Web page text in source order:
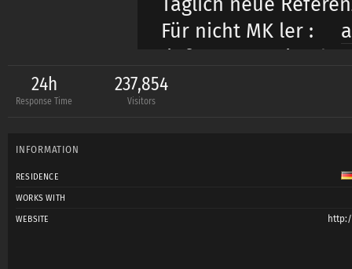
Für nicht MK ler :
info@sugerpics.de
24h
Response Time
237,854
Visitors
INFORMATION
RESIDENCE
WORKS WITH
WEBSITE